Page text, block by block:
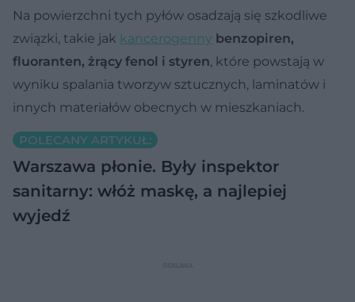
Na powierzchni tych pyłów osadzają się szkodliwe
związki, takie jak kancerogenny benzopiren,
fluoranten, żrący fenol i styren, które powstają w
wyniku spalania tworzyw sztucznych, laminatów i
innych materiałów obecnych w mieszkaniach.
POLECANY ARTYKUŁ:
Warszawa płonie. Były inspektor
sanitarny: włóż maskę, a najlepiej
wyjedź